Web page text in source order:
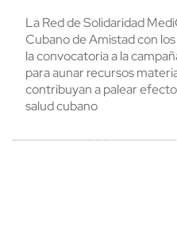
La Red de Solidaridad
Cubano de Amistad con
la convocatoria a la
para aunar recursos
contribuyan a palear
salud cubano